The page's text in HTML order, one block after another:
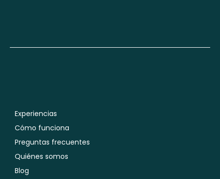
Experiencias
Cómo funciona
Preguntas frecuentes
Quiénes somos
Blog